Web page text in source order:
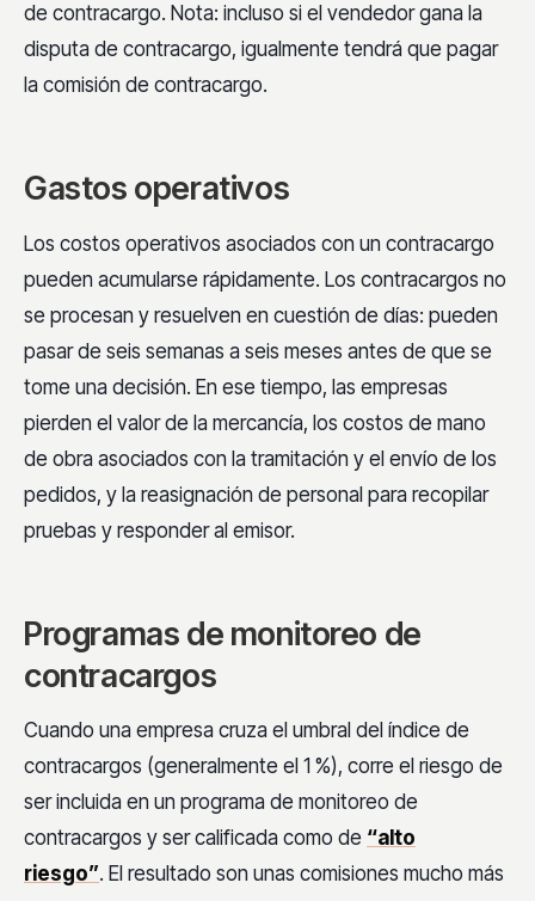
de contracargo. Nota: incluso si el vendedor gana la
disputa de contracargo, igualmente tendrá que pagar
la comisión de contracargo.
Gastos operativos
Los costos operativos asociados con un contracargo
pueden acumularse rápidamente. Los contracargos no
se procesan y resuelven en cuestión de días: pueden
pasar de seis semanas a seis meses antes de que se
tome una decisión. En ese tiempo, las empresas
pierden el valor de la mercancía, los costos de mano
de obra asociados con la tramitación y el envío de los
pedidos, y la reasignación de personal para recopilar
pruebas y responder al emisor.
Programas de monitoreo de
contracargos
Cuando una empresa cruza el umbral del índice de
contracargos (generalmente el 1 %), corre el riesgo de
ser incluida en un programa de monitoreo de
contracargos y ser calificada como de “alto
riesgo”. El resultado son unas comisiones mucho más